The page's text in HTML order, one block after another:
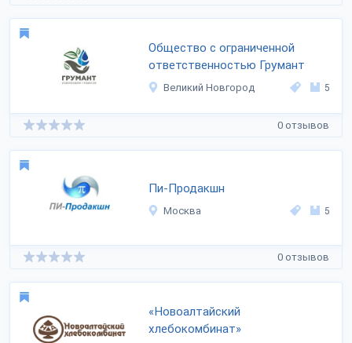
Общество с ограниченной
ответственностью Грумант
Великий Новгород 5
0 отзывов
Пи-Продакшн
Москва 5
0 отзывов
«Новоалтайский
хлебокомбинат»